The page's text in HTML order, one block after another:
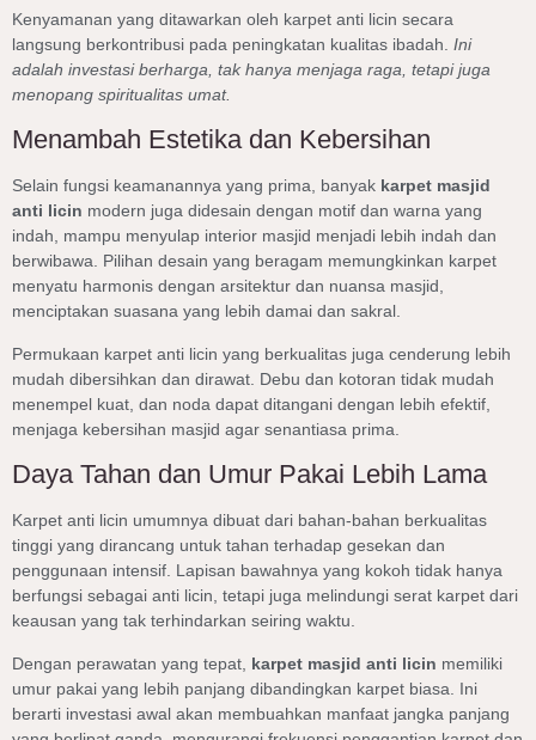
Kenyamanan yang ditawarkan oleh karpet anti licin secara
langsung berkontribusi pada peningkatan kualitas ibadah. Ini
adalah investasi berharga, tak hanya menjaga raga, tetapi juga
menopang spiritualitas umat.
Menambah Estetika dan Kebersihan
Selain fungsi keamanannya yang prima, banyak karpet masjid
anti licin modern juga didesain dengan motif dan warna yang
indah, mampu menyulap interior masjid menjadi lebih indah dan
berwibawa. Pilihan desain yang beragam memungkinkan karpet
menyatu harmonis dengan arsitektur dan nuansa masjid,
menciptakan suasana yang lebih damai dan sakral.
Permukaan karpet anti licin yang berkualitas juga cenderung lebih
mudah dibersihkan dan dirawat. Debu dan kotoran tidak mudah
menempel kuat, dan noda dapat ditangani dengan lebih efektif,
menjaga kebersihan masjid agar senantiasa prima.
Daya Tahan dan Umur Pakai Lebih Lama
Karpet anti licin umumnya dibuat dari bahan-bahan berkualitas
tinggi yang dirancang untuk tahan terhadap gesekan dan
penggunaan intensif. Lapisan bawahnya yang kokoh tidak hanya
berfungsi sebagai anti licin, tetapi juga melindungi serat karpet dari
keausan yang tak terhindarkan seiring waktu.
Dengan perawatan yang tepat, karpet masjid anti licin memiliki
umur pakai yang lebih panjang dibandingkan karpet biasa. Ini
berarti investasi awal akan membuahkan manfaat jangka panjang